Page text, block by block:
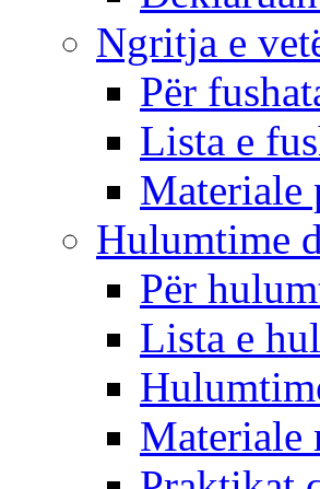
Ngritja e
Për
Lista e
Materiale
Hulumtime
Për
Lista e
Materiale